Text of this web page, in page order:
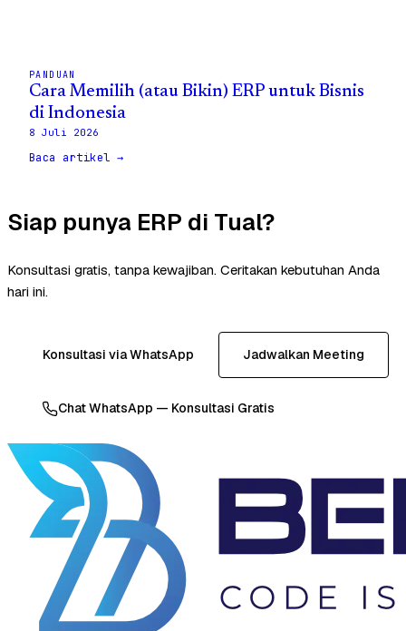
PANDUAN
Cara Memilih (atau Bikin) ERP untuk Bisnis
di Indonesia
8 Juli 2026
Baca artikel →
Siap punya ERP di Tual?
Konsultasi gratis, tanpa kewajiban. Ceritakan kebutuhan Anda
hari ini.
Konsultasi via WhatsApp Jadwalkan Meeting
Chat WhatsApp — Konsultasi Gratis